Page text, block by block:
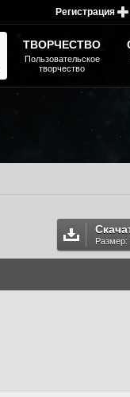
Размер:
ТВОРЧЕСТВО
Пользовательское
творчество
Регистрация